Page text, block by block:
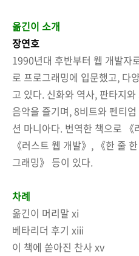
옮긴이 소개
장연호
1990년대 후반부터 웹 개발자
로 프로그래밍에 입문했고, 다
고 있다. 신화와 역사, 판타지
음악을 즐기며, 8비트와 펜티
션 마니아다. 번역한 책으로
《러스트 웹 개발》, 《한 줄
그래밍》 등이 있다.
차례
옮긴이 머리말 xi
베타리더 후기 xiii
이 책에 쏟아진 찬사 xv